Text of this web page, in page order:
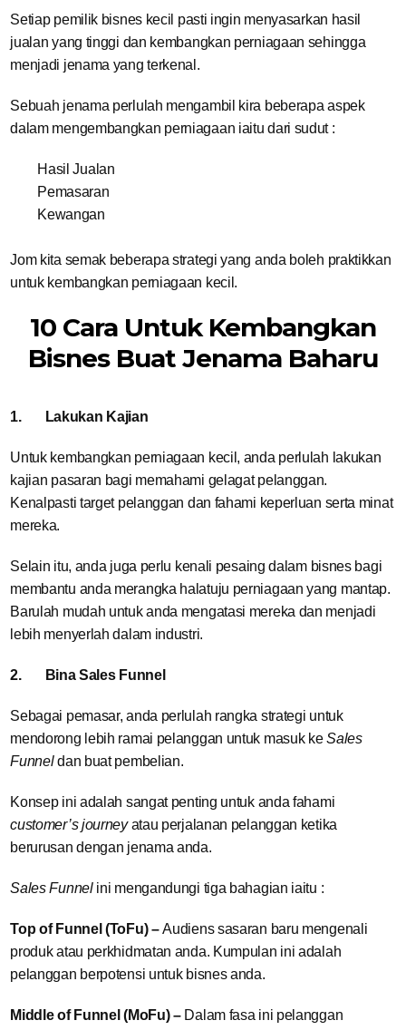
Setiap pemilik bisnes kecil pasti ingin menyasarkan hasil
jualan yang tinggi dan kembangkan perniagaan sehingga
menjadi jenama yang terkenal.
Sebuah jenama perlulah mengambil kira beberapa aspek
dalam mengembangkan perniagaan iaitu dari sudut :
Hasil Jualan
Pemasaran
Kewangan
Jom kita semak beberapa strategi yang anda boleh praktikkan
untuk kembangkan perniagaan kecil.
10 Cara Untuk Kembangkan
Bisnes Buat Jenama Baharu
1. Lakukan Kajian
Untuk kembangkan perniagaan kecil, anda perlulah lakukan
kajian pasaran bagi memahami gelagat pelanggan.
Kenalpasti target pelanggan dan fahami keperluan serta minat
mereka.
Selain itu, anda juga perlu kenali pesaing dalam bisnes bagi
membantu anda merangka halatuju perniagaan yang mantap.
Barulah mudah untuk anda mengatasi mereka dan menjadi
lebih menyerlah dalam industri.
2. Bina Sales Funnel
Sebagai pemasar, anda perlulah rangka strategi untuk
mendorong lebih ramai pelanggan untuk masuk keSales
Funneldan buat pembelian.
Konsep ini adalah sangat penting untuk anda fahami
customer’s journeyatau perjalanan pelanggan ketika
berurusan dengan jenama anda.
Sales Funnelini mengandungi tiga bahagian iaitu :
Top of Funnel (ToFu) –Audiens sasaran baru mengenali
produk atau perkhidmatan anda. Kumpulan ini adalah
pelanggan berpotensi untuk bisnes anda.
Middle of Funnel (MoFu) –Dalam fasa ini pelanggan